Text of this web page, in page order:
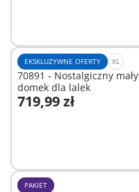
EKSKLUZYWNE OFERTY XL
70891 - Nostalgiczny mały
domek dla lalek
719,99 zł
Dodaj do koszyka
PAKIET